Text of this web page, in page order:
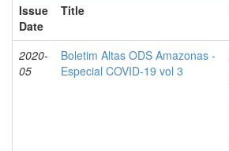
Issue
Date
Title
2020-
05
Boletim Altas ODS Amazonas -
Especial COVID-19 vol 3